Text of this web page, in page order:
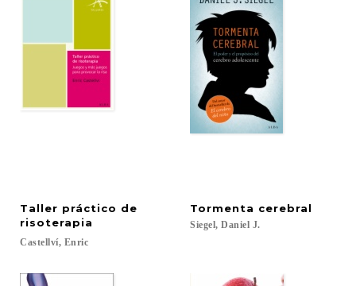
Taller práctico de
risoterapia
Castellví, Enric
Tormenta cerebral
Siegel, Daniel J.